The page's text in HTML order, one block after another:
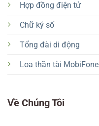
Hợp đồng điện tử
Chữ ký số
Tổng đài di động
Loa thần tài MobiFone
Về Chúng Tôi